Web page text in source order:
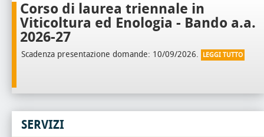
Corso di laurea triennale in
Viticoltura ed Enologia - Bando a.a.
2026-27
Scadenza presentazione domande: 10/09/2026. LEGGI TUTTO
SERVIZI